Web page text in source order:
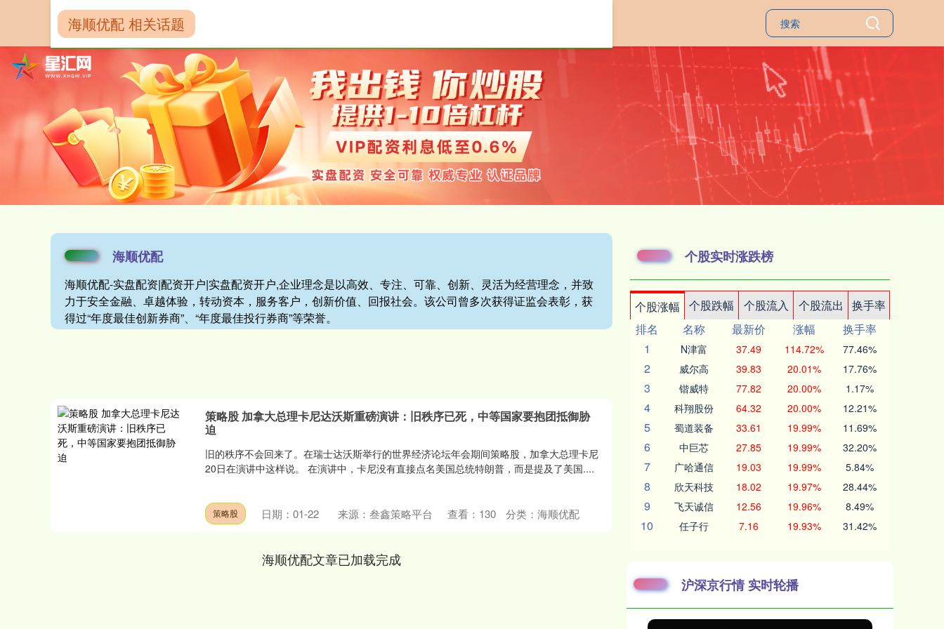
海顺优配
海顺优配-实盘配资|配资开户|实盘配资开户,企业理念是以高效、专注、可靠、创新、灵活为经营理念，并致
力于安全金融、卓越体验，转动资本，服务客户，创新价值、回报社会。该公司曾多次获得证监会表彰，获
得过“年度最佳创新券商”、“年度最佳投行券商”等荣誉。
海顺优配 相关话题
策略股 加拿大总理卡尼达沃斯重磅演讲：旧秩序已死，中等国家要抱团抵御胁
迫
旧的秩序不会回来了。在瑞士达沃斯举行的世界经济论坛年会期间策略股，加拿大总理卡尼
20日在演讲中这样说。 在演讲中，卡尼没有直接点名美国总统特朗普，而是提及了美国....
策略股 日期：01-22 来源：叁鑫策略平台 查看： 130 分类：海顺优配
海顺优配文章已加载完成
个股实时涨跌榜
个股涨幅 个股跌幅 个股流入 个股流出
换手率
排名
名称 最新价 涨幅
换手率
1
N津富 37.49 114.72% 77.46%
2 威尔高 39.83 20.01% 17.76%
3 锴威特 77.82 20.00% 1.17%
4 科翔股份 64.32 20.00% 12.21%
5 蜀道装备 33.61 19.99% 11.69%
6 中巨芯 27.85 19.99% 32.20%
7 广哈通信 19.03 19.99% 5.84%
8 欣天科技 18.02 19.97% 28.44%
9 飞天诚信 12.56 19.96% 8.49%
10 任子行 7.16 19.93% 31.42%
沪深京行情 实时轮播